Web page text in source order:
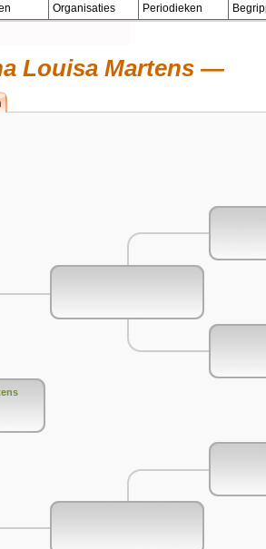
Organisaties Periodieken
Louisa Martens